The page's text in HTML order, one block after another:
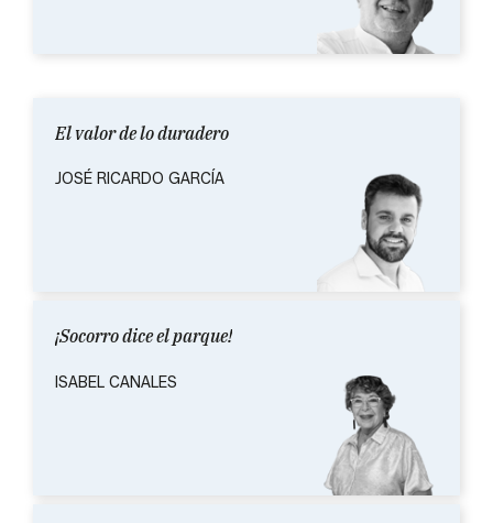
El valor de lo duradero
JOSÉ RICARDO GARCÍA
¡Socorro dice el parque!
ISABEL CANALES